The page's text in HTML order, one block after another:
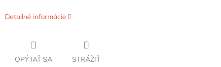
Detailné informácie
OPÝTAŤ SA STRÁŽIŤ